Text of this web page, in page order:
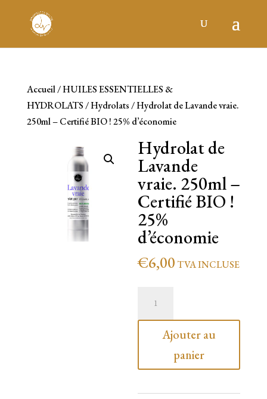
Accueil/HUILES ESSENTIELLES &
HYDROLATS/Hydrolats/ Hydrolat de Lavande vraie.
250ml – Certifié BIO ! 25% d’économie
Hydrolat de
Lavande
vraie. 250ml –
Certifié BIO !
25%
d’économie
€6,00TVA INCLUSE
250ml
Ajouter au
panier